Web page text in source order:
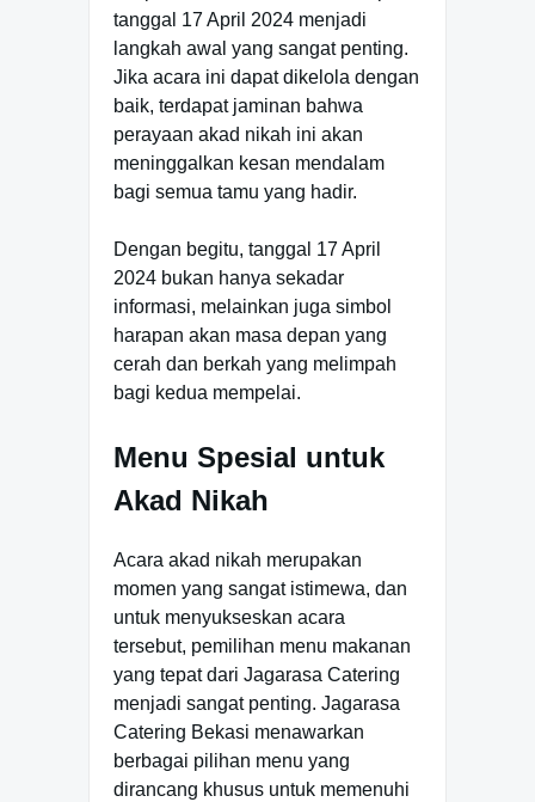
tanggal 17 April 2024 menjadi
langkah awal yang sangat penting.
Jika acara ini dapat dikelola dengan
baik, terdapat jaminan bahwa
perayaan akad nikah ini akan
meninggalkan kesan mendalam
bagi semua tamu yang hadir.
Dengan begitu, tanggal 17 April
2024 bukan hanya sekadar
informasi, melainkan juga simbol
harapan akan masa depan yang
cerah dan berkah yang melimpah
bagi kedua mempelai.
Menu Spesial untuk
Akad Nikah
Acara akad nikah merupakan
momen yang sangat istimewa, dan
untuk menyukseskan acara
tersebut, pemilihan menu makanan
yang tepat dari Jagarasa Catering
menjadi sangat penting. Jagarasa
Catering Bekasi menawarkan
berbagai pilihan menu yang
dirancang khusus untuk memenuhi